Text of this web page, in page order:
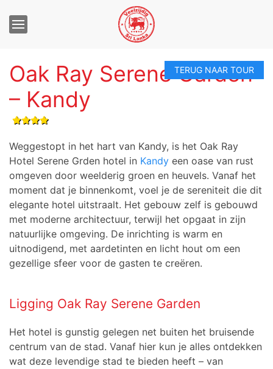
Oak Ray Serene Garden
– Kandy
Weggestopt in het hart van Kandy, is het Oak Ray
Hotel Serene Grden hotel in Kandy een oase van rust
omgeven door weelderig groen en heuvels. Vanaf het
moment dat je binnenkomt, voel je de sereniteit die dit
elegante hotel uitstraalt. Het gebouw zelf is gebouwd
met moderne architectuur, terwijl het opgaat in zijn
natuurlijke omgeving. De inrichting is warm en
uitnodigend, met aardetinten en licht hout om een ​​
gezellige sfeer voor de gasten te creëren.
Ligging Oak Ray Serene Garden
Het hotel is gunstig gelegen net buiten het bruisende
centrum van de stad. Vanaf hier kun je alles ontdekken
wat deze levendige stad te bieden heeft – van